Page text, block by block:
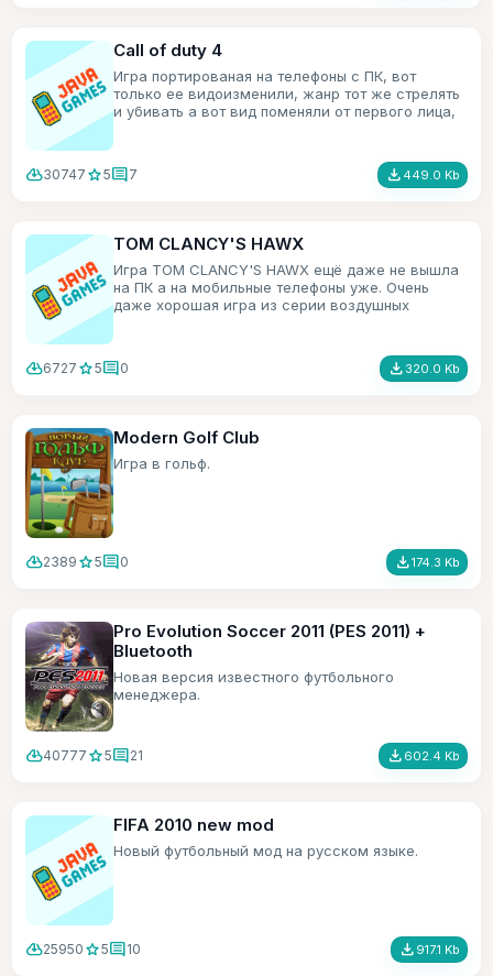
Call of duty 4
Игра портированая на телефоны с ПК, вот
только ее видоизменили, жанр тот же стрелять
и убивать а вот вид поменяли от первого лица,
cloud_download30747 star5comment7 file_download 449.0 Kb
TOM CLANCY'S HAWX
Игра TOM CLANCY'S HAWX ещё даже не вышла
на ПК а на мобильные телефоны уже. Очень
даже хорошая игра из серии воздушных
cloud_download6727 star5comment0 file_download 320.0 Kb
Modern Golf Club
Игра в гольф.
cloud_download2389 star5comment0 file_download174.3 Kb
Pro Evolution Soccer 2011 (PES 2011) +
Bluetooth
Новая версия известного футбольного
менеджера.
cloud_download40777 star5comment21 file_download 602.4 Kb
FIFA 2010 new mod
Новый футбольный мод на русском языке.
cloud_download25950 star5comment10 file_download 917.1 Kb